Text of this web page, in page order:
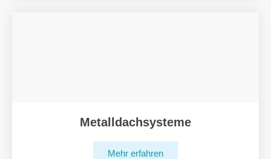
Metalldachsysteme
Mehr erfahren